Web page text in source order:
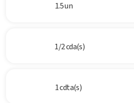
1.5 un
1/2 cda(s)
1 cdta(s)